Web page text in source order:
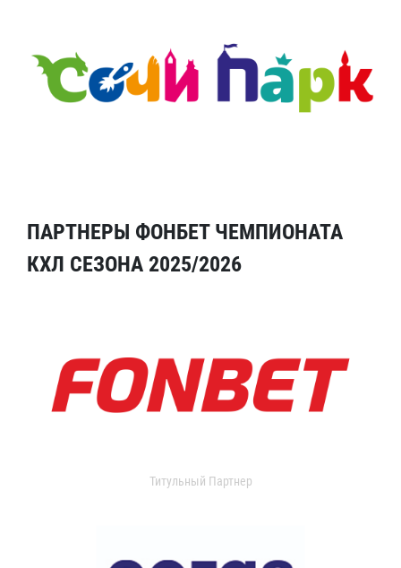
ПАРТНЕРЫ ФОНБЕТ ЧЕМПИОНАТА
КХЛ СЕЗОНА 2025/2026
Титульный Партнер